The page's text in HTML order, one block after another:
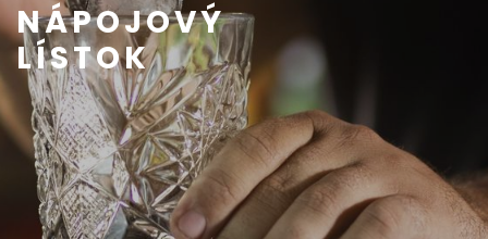
NÁPOJOVÝ
LÍSTOK